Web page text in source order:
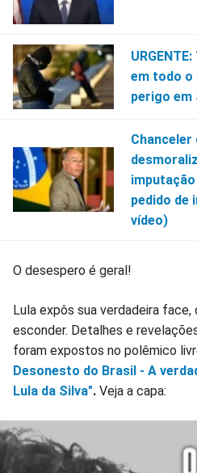
em todo o
perigo em
Chanceler
pedido de
vídeo)
O desespero é geral!
Lula expôs sua verdadeira
esconder. Detalhes e
foram expostos no polêmico
Desonesto do Brasil - A
Lula da Silva". Veja a capa: